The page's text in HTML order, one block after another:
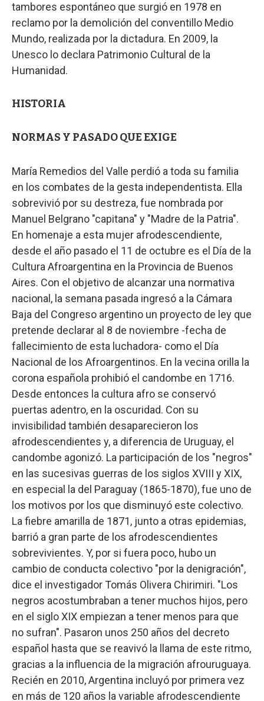
tambores espontáneo que surgió en 1978 en
reclamo por la demolición del conventillo Medio
Mundo, realizada por la dictadura. En 2009, la
Unesco lo declara Patrimonio Cultural de la
Humanidad.
HISTORIA
NORMAS Y PASADO QUE EXIGE
María Remedios del Valle perdió a toda su familia
en los combates de la gesta independentista. Ella
sobrevivió por su destreza, fue nombrada por
Manuel Belgrano "capitana" y "Madre de la Patria".
En homenaje a esta mujer afrodescendiente,
desde el año pasado el 11 de octubre es el Día de la
Cultura Afroargentina en la Provincia de Buenos
Aires. Con el objetivo de alcanzar una normativa
nacional, la semana pasada ingresó a la Cámara
Baja del Congreso argentino un proyecto de ley que
pretende declarar al 8 de noviembre -fecha de
fallecimiento de esta luchadora- como el Día
Nacional de los Afroargentinos. En la vecina orilla la
corona española prohibió el candombe en 1716.
Desde entonces la cultura afro se conservó
puertas adentro, en la oscuridad. Con su
invisibilidad también desaparecieron los
afrodescendientes y, a diferencia de Uruguay, el
candombe agonizó. La participación de los "negros"
en las sucesivas guerras de los siglos XVIII y XIX,
en especial la del Paraguay (1865-1870), fue uno de
los motivos por los que disminuyó este colectivo.
La fiebre amarilla de 1871, junto a otras epidemias,
barrió a gran parte de los afrodescendientes
sobrevivientes. Y, por si fuera poco, hubo un
cambio de conducta colectivo "por la denigración",
dice el investigador Tomás Olivera Chirimiri. "Los
negros acostumbraban a tener muchos hijos, pero
en el siglo XIX empiezan a tener menos para que
no sufran". Pasaron unos 250 años del decreto
español hasta que se reavivó la llama de este ritmo,
gracias a la influencia de la migración afrouruguaya.
Recién en 2010, Argentina incluyó por primera vez
en más de 120 años la variable afrodescendiente